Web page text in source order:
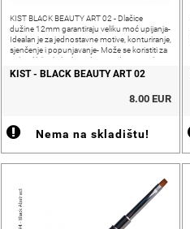
KIST BLACK BEAUTY ART 02 - Dlačice
dužine 12mm garantiraju veliku moć upijanja-
Idealan je za jednostavne motive, konturiranje,
sjenčenje i popunjavanje- Može se koristiti za
gel, gel lak, akril i akvarel - Pogodan za nail art -
Pogodan
KIST - BLACK BEAUTY ART 02
8.00 EUR
Nema na skladištu!